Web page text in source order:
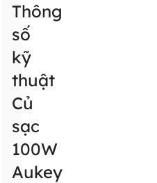
Thông
số
kỹ
thuật
Củ
sạc
100W
Aukey